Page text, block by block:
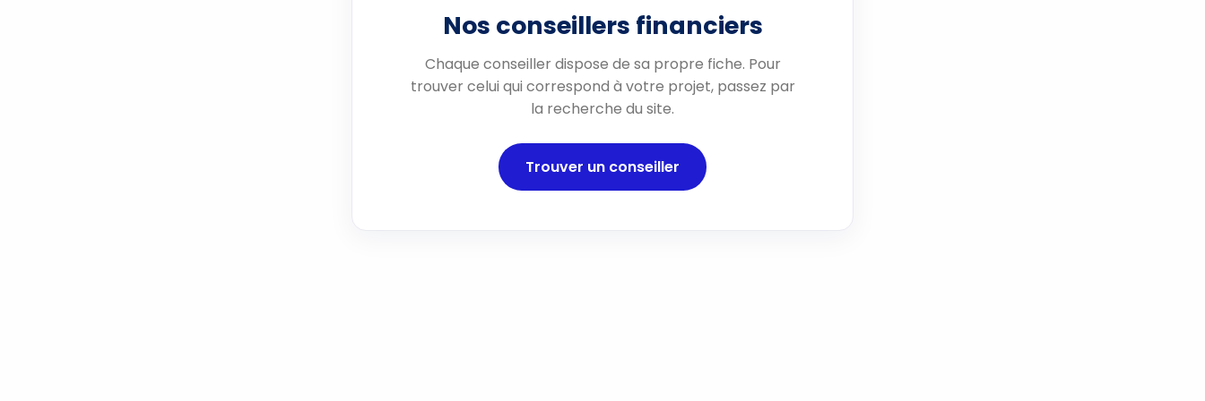
Nos conseillers financiers
Chaque conseiller dispose de sa propre fiche. Pour
trouver celui qui correspond à votre projet, passez par
la recherche du site.
Trouver un conseiller